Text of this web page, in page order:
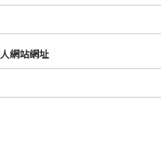
網站網址